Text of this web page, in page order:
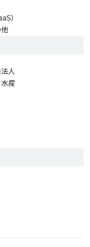
）
人
産